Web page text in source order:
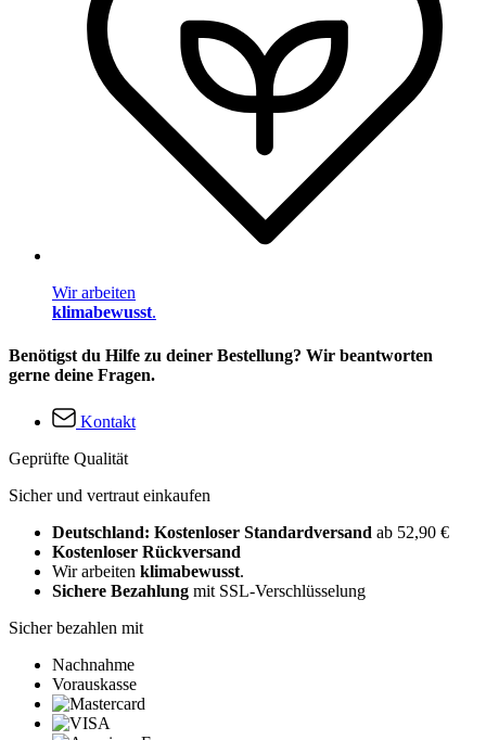
Wir arbeiten
klimabewusst.
Benötigst du Hilfe zu deiner Bestellung? Wir beantworten
gerne deine Fragen.
Kontakt
Geprüfte Qualität
Sicher und vertraut einkaufen
Deutschland: Kostenloser Standardversand ab 52,90 €
Kostenloser Rückversand
Wir arbeiten klimabewusst.
Sichere Bezahlung mit SSL-Verschlüsselung
Sicher bezahlen mit
Nachnahme
Vorauskasse